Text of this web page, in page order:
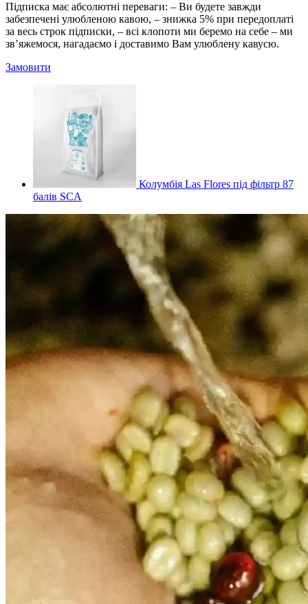
Підписка має абсолютні переваги: – Ви будете завжди
забезпечені улюбленою кавою, – знижка 5% при передоплаті
за весь строк підписки, – всі клопоти ми беремо на себе – ми
зв’яжемося, нагадаємо і доставимо Вам улюблену кавусю.
Замовити
Колумбія Las Flores під фільтр 87
балів SCA